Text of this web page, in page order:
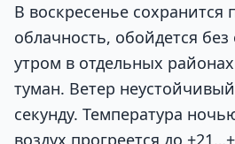
В воскресенье сохранится
облачность, обойдется
утром в отдельных
туман. Ветер
секунду. Температура